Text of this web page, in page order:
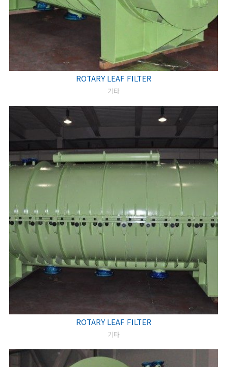
ROTARY LEAF FILTER
기타
ROTARY LEAF FILTER
기타